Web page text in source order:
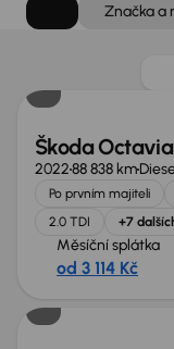
Značka a
Zlevněno o 20
Škoda Octavia
202288 838 km
Po prvním majiteli
2.0 TDI
+7
Měsíční splátka
od 3 114 Kč
Zlevněno o 75